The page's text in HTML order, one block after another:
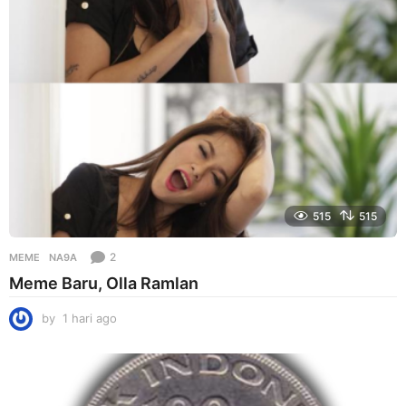
t
a
g
o
515 515
MEME NA9A 2
Meme Baru, Olla Ramlan
by 1 hari ago
a
r
i